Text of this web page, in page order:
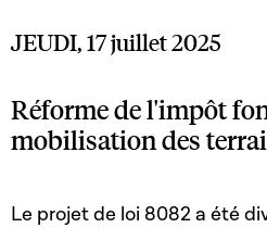
JEUDI, 17 juillet 2025
Réforme de l'impôt
mobilisation des
Le projet de loi 8082 a été